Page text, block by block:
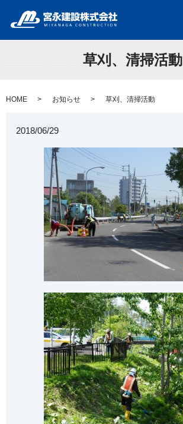
草刈、清掃活動
HOME お知らせ 草刈、清掃活動
2018/06/29